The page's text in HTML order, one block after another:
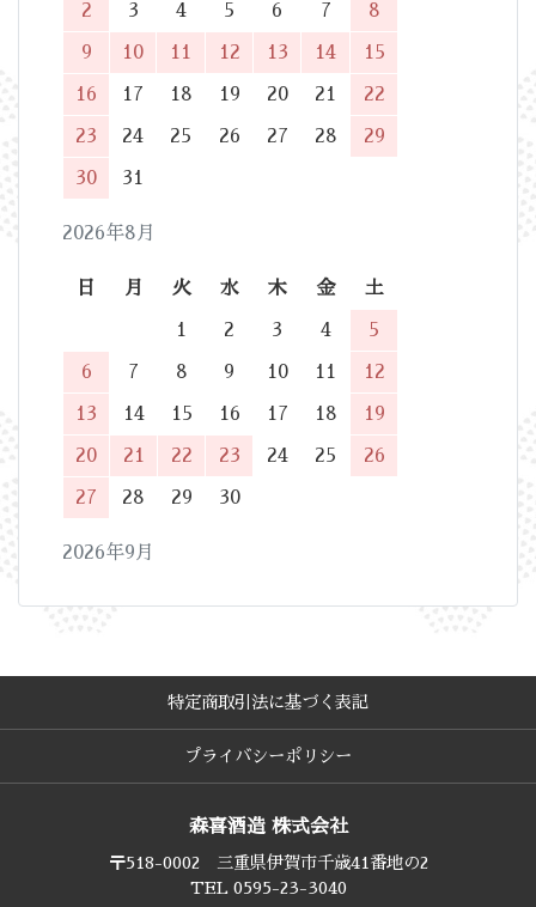
2026年8月
2 3 4 5 6 7 8
9 10 11 12 13 14 15
16 17 18 19 20 21 22
23 24 25 26 27 28 29
30 31
2026年9月
日 月 火 水 木 金 土
1 2 3 4 5
6 7 8 9 10 11 12
13 14 15 16 17 18 19
20 21 22 23 24 25 26
27 28 29 30
特定商取引法に基づく表記
プライバシーポリシー
森喜酒造 株式会社
〒518-0002 三重県伊賀市千歳41番地の2
TEL 0595-23-3040